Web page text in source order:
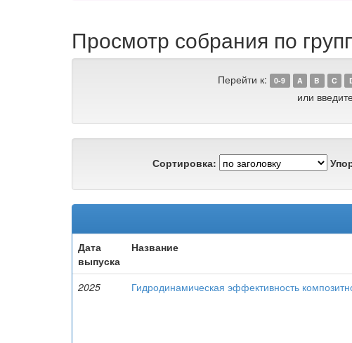
Просмотр собрания по
Перейти к: 0-9 A B C
или
Сортировка:
Дата
выпуска
Название
2025 Гидродинамическая эффективность